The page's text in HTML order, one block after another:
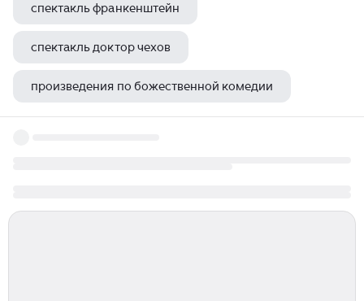
спектакль франкенштейн
спектакль доктор чехов
произведения по божественной комедии